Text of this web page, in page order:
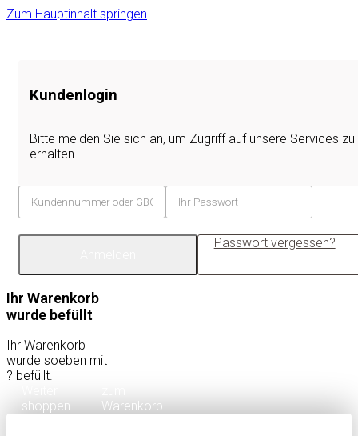
Zum Hauptinhalt springen
Kundenlogin
Bitte melden Sie sich an, um Zugriff auf unsere Services zu
erhalten.
Passwort vergessen?
Ihr Warenkorb
wurde befüllt
Ihr Warenkorb
wurde soeben mit
? befüllt.
shoppen
Warenkorb